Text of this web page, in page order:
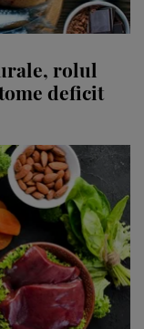
rolul
deficit